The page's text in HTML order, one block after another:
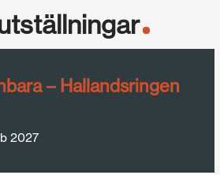
– Hallandsringen
2027